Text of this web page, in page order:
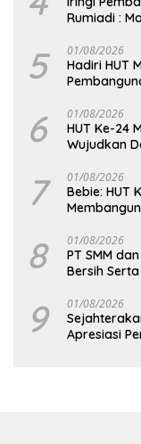
Rumiadi :
5 01/08/2026
Hadiri HUT
6 01/08/2026
HUT Ke-24
Wujudkan
7 01/08/2026
Bebie: HUT
8 01/08/2026
PT SMM
Bersih
9 01/08/2026
Apresiasi